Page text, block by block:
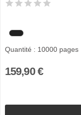
Quantité : 10000 pages
159,90 €